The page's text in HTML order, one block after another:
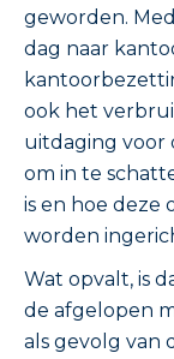
geworden.
dag naar
ook het
uitdaging voor
om in te
is en hoe deze
worden
Wat opvalt, is
de afgelopen
als gevolg van